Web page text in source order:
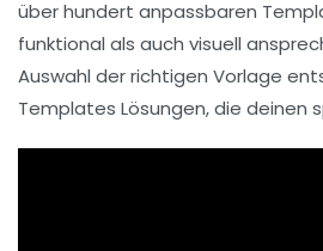
überhundert anpassbaren
funktional als auch visuell
Auswahl der richtigen Vorlage
Templates Lösungen, die deinen